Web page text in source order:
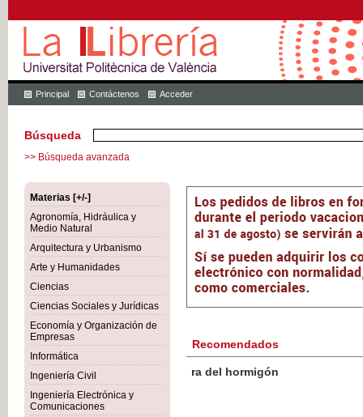
Principal Contáctenos Acceder
Búsqueda
>> Búsqueda avanzada
Materias [+/-]
Agronomía, Hidráulica y
Medio Natural
Arquitectura y Urbanismo
Arte y Humanidades
Ciencias
Ciencias Sociales y Jurídicas
Economía y Organización de
Empresas
Informática
Ingeniería Civil
Ingeniería Electrónica y
Comunicaciones
Recomendados
Botánica Agroalimentaria